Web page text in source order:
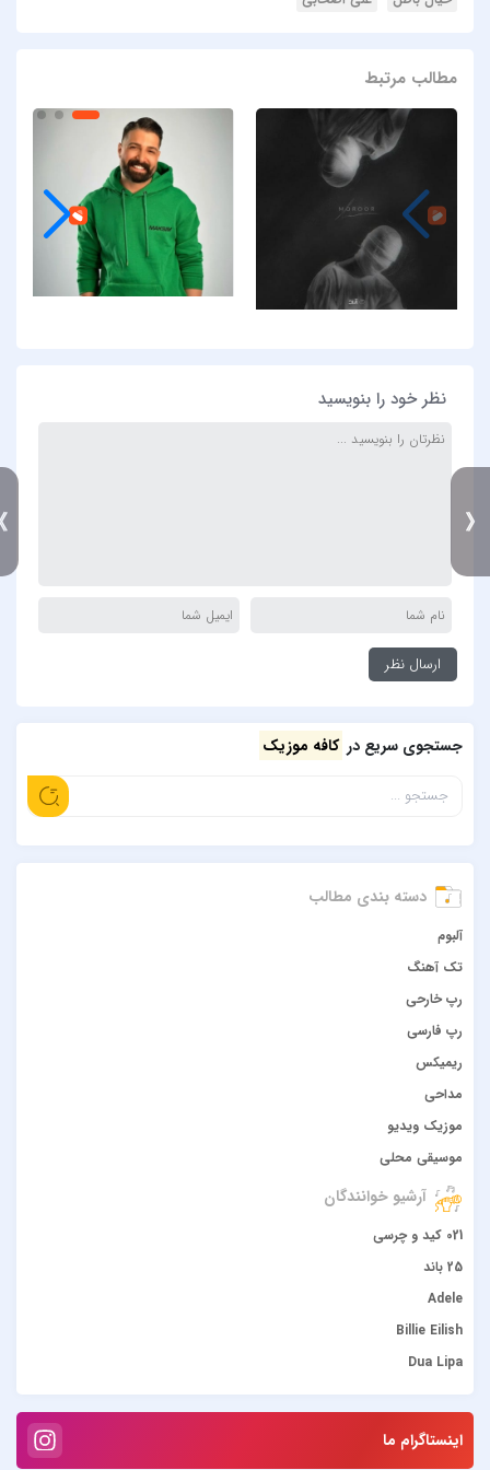
مطالب مرتبط
نظر خود را بنویسید
جستجوی سریع در کافه موزیک
دسته بندی مطالب
آلبوم
تک آهنگ
رپ خارحی
رپ فارسی
ریمیکس
مداحی
موزیک ویدیو
موسیقی محلی
آرشیو خوانندگان
021 کید و چرسی
25 باند
Adele
Billie Eilish
Dua Lipa
اینستاگرام ما